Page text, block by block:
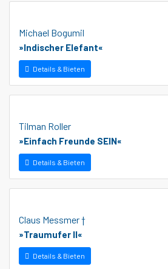
Michael Bogumil
»Indischer Elefant«
Details & Bieten
Tilman Roller
»Einfach Freunde SEIN«
Details & Bieten
Claus Messmer †
»Traumufer II«
Details & Bieten